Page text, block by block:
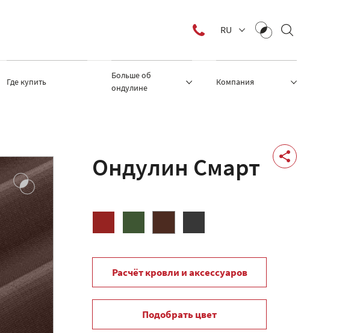
RU
Где купить
Больше об
ондулине
Компания
Ондулин Смарт
Расчёт кровли и аксессуаров
Подобрать цвет